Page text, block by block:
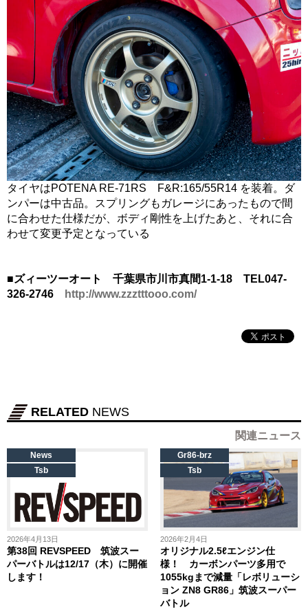
タイヤはPOTENA RE-71RS F&R:165/55R14 を装着。ダ
ンパーは中古品。スプリングもガレージにあったもので間
に合わせた仕様だが、ボディ剛性を上げたあと、それに合
わせて変更予定となっている
■ズィーツーオート 千葉県市川市真間1-1-18 TEL047-
326-2746
http://www.zzztttooo.com/
RELATED NEWS
関連ニュース
2026年4月13日
第38回 REVSPEED 筑波スー
パーバトルは12/17（木）に開催
します！
News
Tsb
2026年2月4日
オリジナル2.5ℓエンジン仕
様！ カーボンパーツ多用で
1055kgまで減量「レボリューシ
ョン ZN8 GR86」筑波スーパー
バトル
Gr86-brz
Tsb